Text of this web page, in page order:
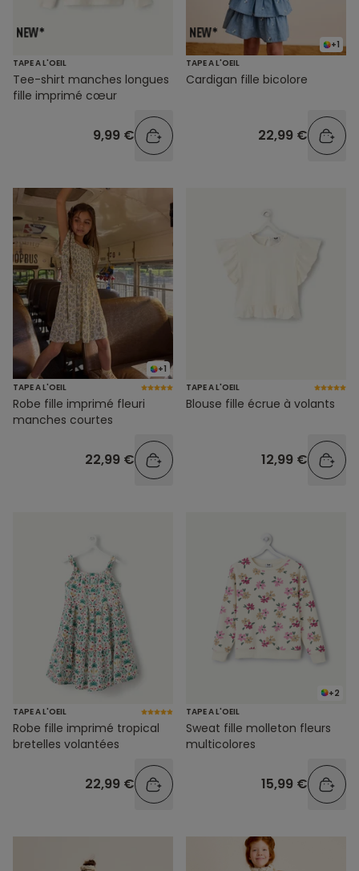
TAPE A L'OEIL
Tee-shirt manches longues
fille imprimé cœur
9,99 €
+1
TAPE A L'OEIL
Cardigan fille bicolore
22,99 €
+1
TAPE A L'OEIL
Robe fille imprimé fleuri
manches courtes
22,99 €
TAPE A L'OEIL
Blouse fille écrue à volants
12,99 €
TAPE A L'OEIL
Robe fille imprimé tropical
bretelles volantées
22,99 €
+2
TAPE A L'OEIL
Sweat fille molleton fleurs
multicolores
15,99 €